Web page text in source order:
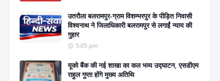
उतरौला बलरामपुर-ग्राम विशम्भरपुर के पीड़ित निवासी
विश्वनाथ ने जिलाधिकारी बलरामपुर से लगाईं न्याय की
गुहार
5:05 pm
यूको बैंक की नई शाखा का कल भव्य उद्घाटन, एसडीएम
राहुल गुप्ता होंगे मुख्य अतिथि